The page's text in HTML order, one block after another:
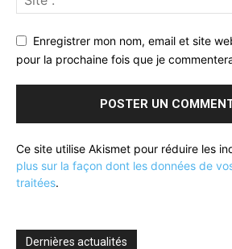
Enregistrer mon nom, email et site
pour la prochaine fois que je
Ce site utilise Akismet pour réduire les
plus sur la façon dont les données de
traitées.
Dernières actualités